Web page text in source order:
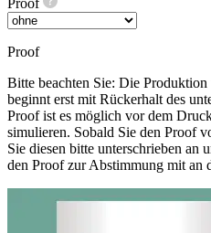
Proof
Proof
Bitte beachten Sie: Die
beginnt erst mit Rückerhalt des
Proof ist es möglich vor dem
simulieren. Sobald Sie den Proof
Sie diesen bitte unterschrieben
den Proof zur Abstimmung mit an